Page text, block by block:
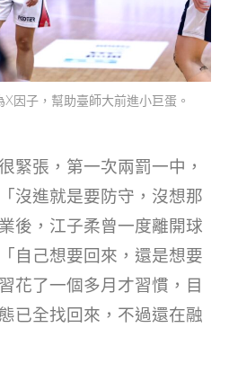
因子，幫助臺師大前進小巨蛋。
緊張，第一次兩罰一中，
沒進就是要防守，沒想那
後，江子柔曾一度離開球
自己想要回來，還是想要
花了一個多月才習慣，目
已全找回來，不過還在融